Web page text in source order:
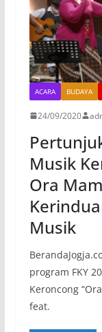
ACARA BUDAYA
24/09/2020
Musik
Ora
Musik
program FKY
Keroncong
feat.